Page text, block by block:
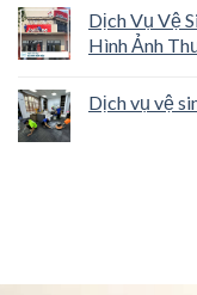
Dịch Vụ Vệ
Hình Ảnh
Dịch vụ vệ